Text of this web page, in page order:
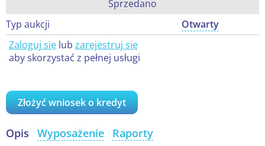
Sprzedano
Typ aukcji
Otwarty
Zaloguj się lub zarejestruj się
aby skorzystać z pełnej usługi
Złożyć wniosek o kredyt
Opis Wyposażenie Raporty